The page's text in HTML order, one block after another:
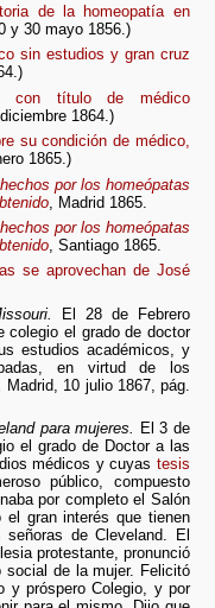
de la homeopatía en
y 30 mayo 1856.)
sin estudios y gran cruz
con título de médico
1864.)
su condición de médico,
1865.)
por los homeópatas
, Madrid 1865.
por los homeópatas
, Santiago 1865.
se aprovechan de José
El 28 de Febrero
colegio el grado de doctor
estudios académicos, y
en virtud de los
Madrid, 10 julio 1867, pág.
para mujeres. El 3 de
el grado de Doctor a las
médicos y cuyas tesis
público, compuesto
por completo el Salón
el gran interés que tienen
de Cleveland. El
protestante, pronunció
social de la mujer. Felicitó
y próspero Colegio, y por